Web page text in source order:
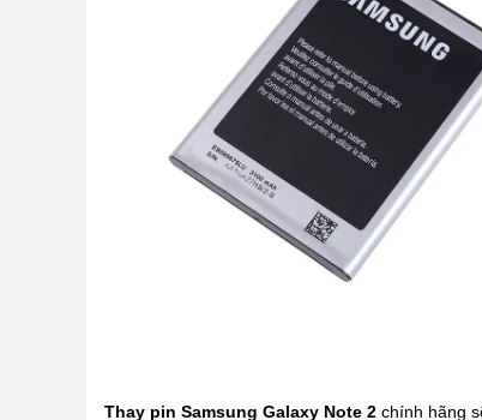
Thay pin Samsung Galaxy Note 2 chính hãng